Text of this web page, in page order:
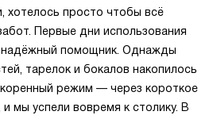
хотелось просто чтобы всё
Первые дни использования
надёжный помощник. Однажды
тарелок и бокалов накопилось
режим — через короткое
мы успели вовремя к столику. В